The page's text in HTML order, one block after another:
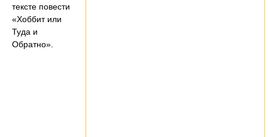
тексте повести
«Хоббит или
Туда и
Обратно».